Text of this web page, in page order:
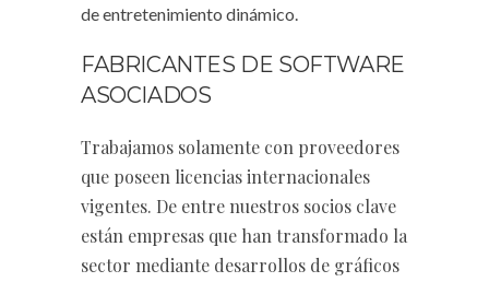
de entretenimiento dinámico.
FABRICANTES DE SOFTWARE
ASOCIADOS
Trabajamos solamente con proveedores
que poseen licencias internacionales
vigentes. De entre nuestros socios clave
están empresas que han transformado la
sector mediante desarrollos de gráficos